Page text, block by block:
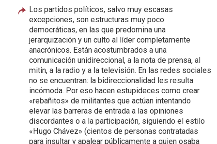
Los partidos políticos, salvo muy escasas
excepciones, son estructuras muy poco
democráticas, en las que predomina una
jerarquización y un culto al líder completamente
anacrónicos. Están acostumbrados a una
comunicación unidireccional, a la nota de prensa, al
mitin, a la radio y a la televisión. En las redes sociales
no se encuentran: la bidireccionalidad les resulta
incómoda. Por eso hacen estupideces como crear
«rebañitos» de militantes que actúan intentando
elevar las barreras de entrada a las opiniones
discordantes o a la participación, siguiendo el estilo
«Hugo Chávez» (cientos de personas contratadas
para insultar y apalear públicamente a quien osaba